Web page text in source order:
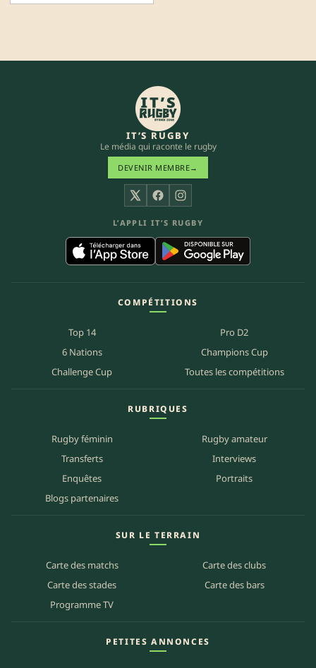
IT’S RUGBY
Le média qui raconte le rugby
DEVENIR MEMBRE→
X FacebookInstagram
L’APPLI IT’S RUGBY
COMPÉTITIONS
Top 14
Pro D2
6 Nations
Champions Cup
Challenge Cup
Toutes les compétitions
RUBRIQUES
Rugby féminin
Rugby amateur
Transferts
Interviews
Enquêtes
Portraits
Blogs partenaires
SUR LE TERRAIN
Carte des matchs
Carte des clubs
Carte des stades
Carte des bars
Programme TV
PETITES ANNONCES